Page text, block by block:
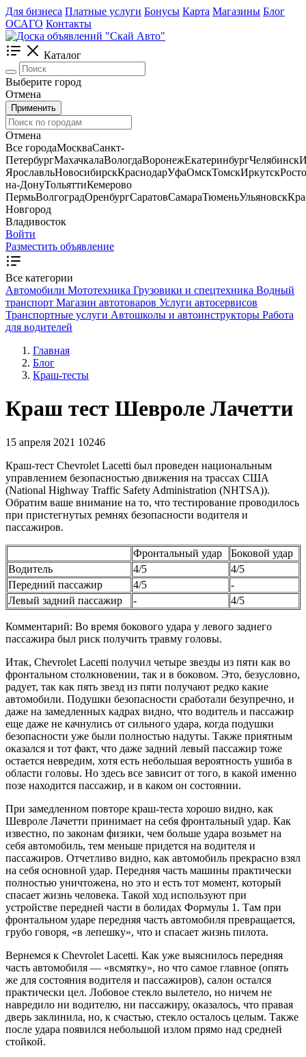
Для бизнеса Платные услуги Бонусы Карта Магазины Блог
ОСАГО Контакты
Каталог
Выберите город
Отмена
Применить
Отмена
Все городаМоскваСанкт-
ПетербургМахачкалаВологдаВоронежЕкатеринбургЧелябинск
ЯрославльНовосибирскКраснодарУфаОмскТомскИркутск
на-ДонуТольяттиКемерово
ПермьВолгоградОренбургСаратовСамараТюменьУльяновск
Новгород
Владивосток
Войти
Разместить объявление
Все категории
Автомобили Мототехника Грузовики и спецтехника Водный
транспорт Магазин автотоваров Услуги автосервисов
Транспортные услуги Автошколы и автоинструкторы Работа
для водителей
Главная
Блог
Краш-тесты
Краш тест Шевроле Лачетти
15 апреля 2021 10246
Краш-тест Chevrolet Lacetti был проведен национальным
управлением безопасностью движения на трассах США
(National Highway Traffic Safety Administration (NHTSA)).
Обратим ваше внимание на то, что тестирование проводилось
при пристегнутых ремнях безопасности водителя и
пассажиров.
Фронтальный удар
Боковой удар
Водитель
4/5
4/5
Передний пассажир
4/5
-
Левый задний пассажир
- 4/5
Комментарий: Во время бокового удара у левого заднего
пассажира был риск получить травму головы.
Итак, Chevrolet Lacetti получил четыре звезды из пяти как во
фронтальном столкновении, так и в боковом. Это, безусловно,
радует, так как пять звезд из пяти получают редко какие
автомобили. Подушки безопасности сработали безупречно, и
даже на замедленных кадрах видно, что водитель и пассажир
еще даже не качнулись от сильного удара, когда подушки
безопасности уже были полностью надуты. Также приятным
оказался и тот факт, что даже задний левый пассажир тоже
остается невредим, хотя есть небольшая вероятность ушиба в
области головы. Но здесь все зависит от того, в какой именно
позе находится пассажир, и в каком он состоянии.
При замедленном повторе краш-теста хорошо видно, как
Шевроле Лачетти принимает на себя фронтальный удар. Как
известно, по законам физики, чем больше удара возьмет на
себя автомобиль, тем меньше придется на водителя и
пассажиров. Отчетливо видно, как автомобиль прекрасно взял
на себя основной удар. Передняя часть машины практически
полностью уничтожена, но это и есть тот момент, который
спасает жизнь человека. Такой ход используют при
устройстве передней части в болидах Формулы 1. Там при
фронтальном ударе передняя часть автомобиля превращается,
грубо говоря, «в лепешку», что и спасает жизнь пилота.
Вернемся к Chevrolet Lacetti. Как уже выяснилось передняя
часть автомобиля — «всмятку», но что самое главное (опять
же для состояния водителя и пассажиров), салон остался
практически цел. Лобовое стекло вылетело, но ничем не
навредило ни водителю, ни пассажиру, оказалось, что правая
дверь заклинила, но, к счастью, стекло осталось целым. Также
после удара появился небольшой излом прямо над средней
стойкой.